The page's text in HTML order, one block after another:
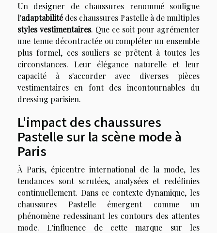
Un designer de chaussures renommé souligne
l'adaptabilitédes chaussures Pastelle à de multiples
styles vestimentaires. Que ce soit pour agrémenter
une tenue décontractée ou compléter un ensemble
plus formel, ces souliers se prêtent à toutes les
circonstances. Leur élégance naturelle et leur
capacité à s'accorder avec diverses pièces
vestimentaires en font des incontournables du
dressing parisien.
L'impact des chaussures
Pastelle sur la scène mode à
Paris
À Paris, épicentre international de la mode, les
tendances sont scrutées, analysées et redéfinies
continuellement. Dans ce contexte dynamique, les
chaussures Pastelle émergent comme un
phénomène redessinant les contours des attentes
mode. L'influence de cette marque sur les